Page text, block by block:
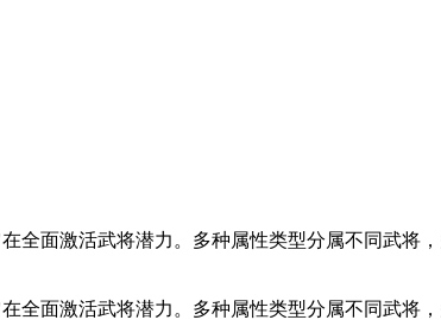
全面激活武将潜力。多种属性类型分属不同武将
全面激活武将潜力。多种属性类型分属不同武将